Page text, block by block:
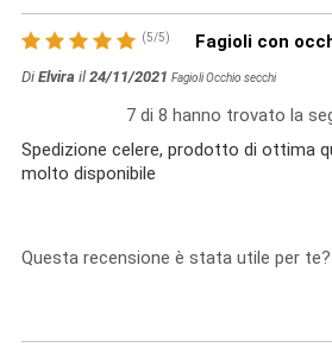
(5/5) Fagioli con
Di Elvira il 24/11/2021 Fagioli Occhio secchi
7 di 8 hanno trovato la
Spedizione celere, prodotto di ottima
molto disponibile
Questa recensione è stata utile per te?